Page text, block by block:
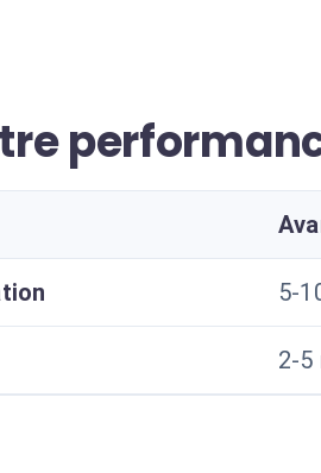
5-
2-5